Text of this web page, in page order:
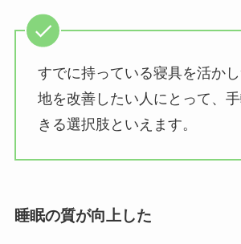
すでに持っている寝具を活か
地を改善したい人にとって、
きる選択肢といえます。
睡眠の質が向上した